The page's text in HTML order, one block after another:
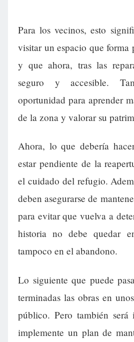
Para los vecinos, esto
visitar un espacio que forma
y que ahora, tras las
seguro y accesible.
oportunidad para aprender
de la zona y valorar su
Ahora, lo que debería
estar pendiente de la
el cuidado del refugio.
deben asegurarse de
para evitar que vuelva a
historia no debe quedar
tampoco en el abandono.
Lo siguiente que puede
terminadas las obras en
público. Pero también será
implemente un plan de